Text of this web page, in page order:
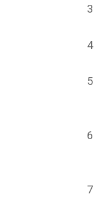
3
4
5
6
7